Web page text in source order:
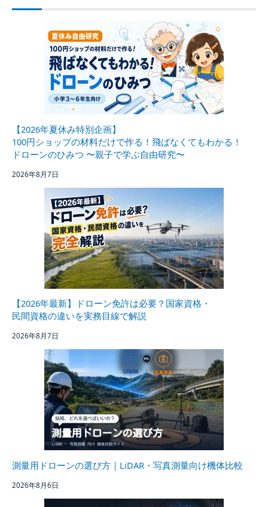
【2026年夏休み特別企画】
100円ショップの材料だけで作る！飛ばなくてもわかる！
ドローンのひみつ 〜親子で学ぶ自由研究〜
2026年8月7日
【2026年最新】ドローン免許は必要？国家資格・
民間資格の違いを実務目線で解説
2026年8月7日
測量用ドローンの選び方｜LiDAR・写真測量向け機体比較
2026年8月6日